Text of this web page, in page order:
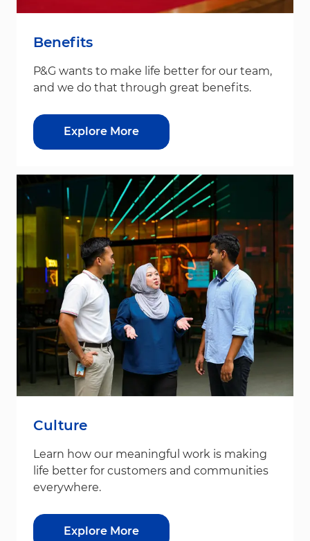
Benefits
P&G wants to make life better for our team,
and we do that through great benefits.
Explore More
Culture
Learn how our meaningful work is making
life better for customers and communities
everywhere.
Explore More